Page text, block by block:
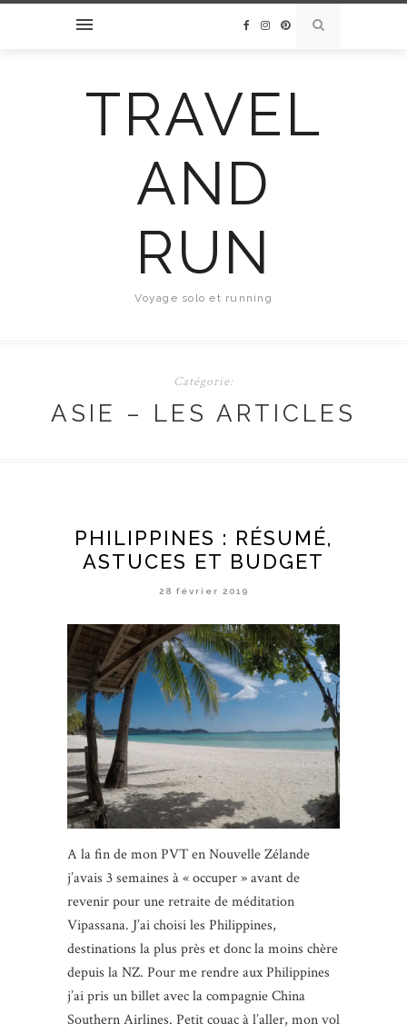
TRAVEL
AND
RUN
Voyage solo et running
Catégorie:
ASIE – LES ARTICLES
PHILIPPINES : RÉSUMÉ,
ASTUCES ET BUDGET
28 février 2019
A la fin de mon PVT en Nouvelle Zélande
j’avais 3 semaines à « occuper » avant de
revenir pour une retraite de méditation
Vipassana. J’ai choisi les Philippines,
destinations la plus près et donc la moins chère
depuis la NZ. Pour me rendre aux Philippines
j’ai pris un billet avec la compagnie China
Southern Airlines. Petit couac à l’aller, mon vol